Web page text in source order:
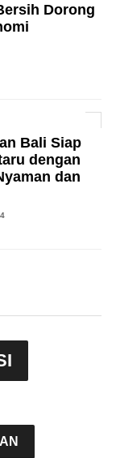
Dorong
Bali Siap
dengan
dan